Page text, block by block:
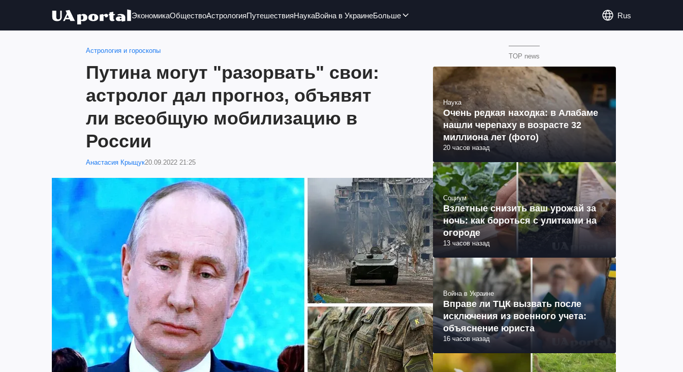
ЭкономикаОбществоАстрологияПутешествияНаукаВойна в УкраинеБольше Rus
Астрология и гороскопы
Путина могут "разорвать" свои:
астролог дал прогноз, объявят
ли всеобщую мобилизацию в
России
Анастасия Крыщук20.09.2022 21:25
TOP news
Наука
Очень редкая находка: в Алабаме
нашли черепаху в возрасте 32
миллиона лет (фото)
20 часов назад
Социум
Взлетные снизить ваш урожай за
ночь: как бороться с улитками на
огороде
13 часов назад
Война в Украине
Вправе ли ТЦК вызвать после
исключения из военного учета:
объяснение юриста
16 часов назад